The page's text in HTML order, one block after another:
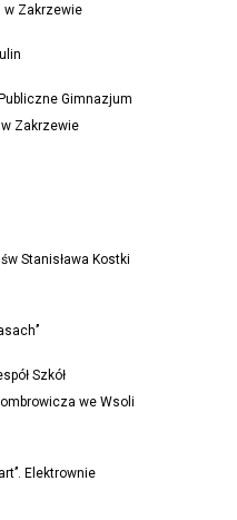
w Zakrzewie
Gimnazjum
Zakrzewie
Stanisława Kostki
Szkół
we Wsoli
Elektrownie